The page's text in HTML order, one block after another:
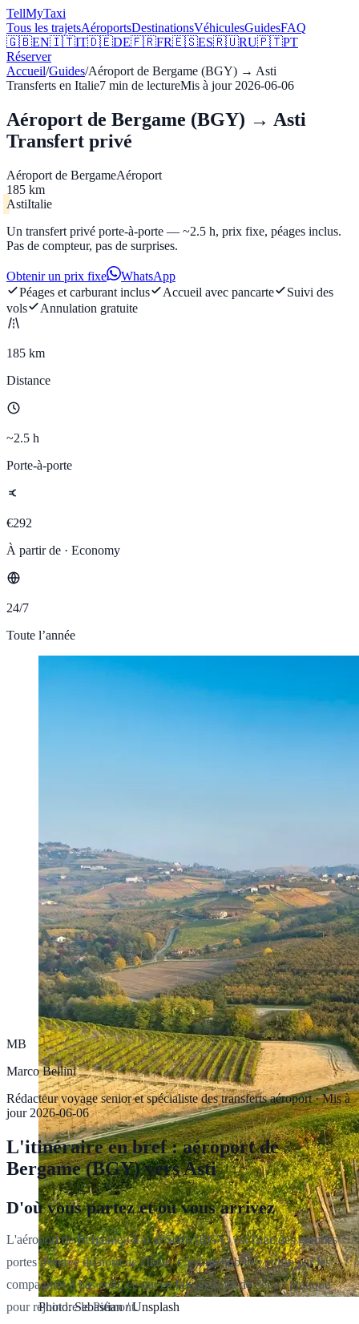
TellMyTaxi
Tous les trajetsAéroportsDestinationsVéhiculesGuidesFAQ
🇬🇧EN🇮🇹IT🇩🇪DE🇫🇷FR🇪🇸ES🇷🇺RU🇵🇹PT
Réserver
Accueil/Guides/Aéroport de Bergame (BGY) → Asti
Transferts en Italie7 min de lectureMis à jour 2026-06-06
Aéroport de Bergame (BGY) → Asti
Transfert privé
Aéroport de BergameAéroport
185 km
AstiItalie
Un transfert privé porte-à-porte — ~2.5 h, prix fixe, péages inclus.
Pas de compteur, pas de surprises.
Obtenir un prix fixe
WhatsApp
Péages et carburant inclus
Accueil avec pancarte
Suivi des
vols
Annulation gratuite
185 km
Distance
~2.5 h
Porte-à-porte
€292
À partir de · Economy
24/7
Toute l’année
Photo: Sebastian / Unsplash
MB
Marco Bellini
Rédacteur voyage senior et spécialiste des transferts aéroport·Mis à
jour 2026-06-06
L'itinéraire en bref : aéroport de
Bergame (BGY) vers Asti
D'où vous partez et où vous arrivez
L'aéroport de Bergame-Orio al Serio (BGY) est l'une des grandes
portes d'entrée du nord de l'Italie. C'est un hub très utilisé par les
compagnies à bas coût, ce qui en fait un point de départ pratique
pour rejoindre le Piémont.